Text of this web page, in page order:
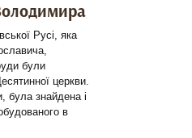
Русі, яка
були
церкви.
була знайдена і
в